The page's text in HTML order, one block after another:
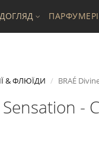
ДОГЛЯД
& ФЛЮЇДИ BRAÉ
-